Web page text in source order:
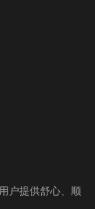
户提供舒心、顺